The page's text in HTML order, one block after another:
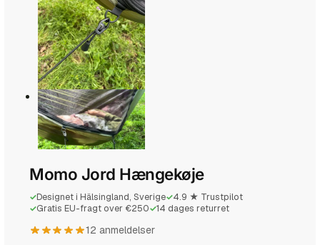
Momo Jord Hængekøje
✓Designet i Hälsingland, Sverige✓4.9 ★ Trustpilot
✓Gratis EU-fragt over €250✓14 dages returret
12 anmeldelser